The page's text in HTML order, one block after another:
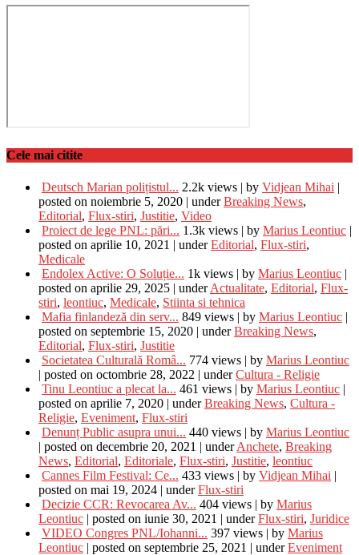
Cele mai citite
Deutsch Marian polițistul... 2.2k views | by Vidjean Mihai |
posted on noiembrie 5, 2020 | underBreaking News,
Editorial, Flux-stiri, Justitie, Video
Proiect de lege PNL: pări... 1.3k views | by Marius Leontiuc |
posted on aprilie 10, 2021 | underEditorial, Flux-stiri,
Medicale
Endolex Active: O Soluție... 1k views | by Marius Leontiuc |
posted on aprilie 29, 2025 | underActualitate, Editorial, Flux-
stiri, leontiuc, Medicale, Stiinta si tehnica
Mafia finlandeză din serv... 849 views | by Marius Leontiuc |
posted on septembrie 15, 2020 | underBreaking News,
Editorial, Flux-stiri, Justitie
Societatea Culturală Româ... 774 views | by Marius Leontiuc
| posted on octombrie 28, 2022 | underCultura - Religie
Tinu Leontiuc a plecat la... 461 views | by Marius Leontiuc |
posted on aprilie 7, 2020 | underBreaking News, Cultura -
Religie, Eveniment, Flux-stiri
Denunț Public asupra unui... 440 views | by Marius Leontiuc
| posted on decembrie 20, 2021 | underAnchete, Breaking
News, Editorial, Editoriale, Flux-stiri, Justitie, leontiuc
Cannes Film Festival: Ce... 433 views | by Vidjean Mihai |
posted on mai 19, 2024 | underFlux-stiri
Decizie CCR: Revocarea Av... 404 views | by Marius
Leontiuc | posted on iunie 30, 2021 | underFlux-stiri, Juridice
VIDEO Congres PNL/Iohanni... 397 views | by Marius
Leontiuc | posted on septembrie 25, 2021 | underEveniment